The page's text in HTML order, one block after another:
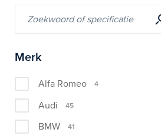
Merk
Alfa Romeo 4
Audi 45
BMW 41